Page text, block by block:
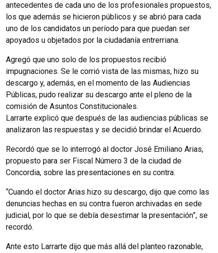
antecedentes de cada uno de los profesionales propuestos,
los que además se hicieron públicos y se abrió para cada
uno de los candidatos un período para que puedan ser
apoyados u objetados por la ciudadanía entrerriana.
Agregó que uno solo de los propuestos recibió
impugnaciones. Se le corrió vista de las mismas, hizo su
descargo y, además, en el momento de las Audiencias
Públicas, pudo realizar su descargo ante el pleno de la
comisión de Asuntos Constitucionales.
Larrarte explicó que después de las audiencias públicas se
analizaron las respuestas y se decidió brindar el Acuerdo.
Recordó que se lo interrogó al doctor José Emiliano Arias,
propuesto para ser Fiscal Número 3 de la ciudad de
Concordia, sobre las presentaciones en su contra.
“Cuando el doctor Arias hizo su descargo, dijo que como las
denuncias hechas en su contra fueron archivadas en sede
judicial, por lo que se debía desestimar la presentación”, se
recordó.
Ante esto Larrarte dijo que más allá del planteo razonable,